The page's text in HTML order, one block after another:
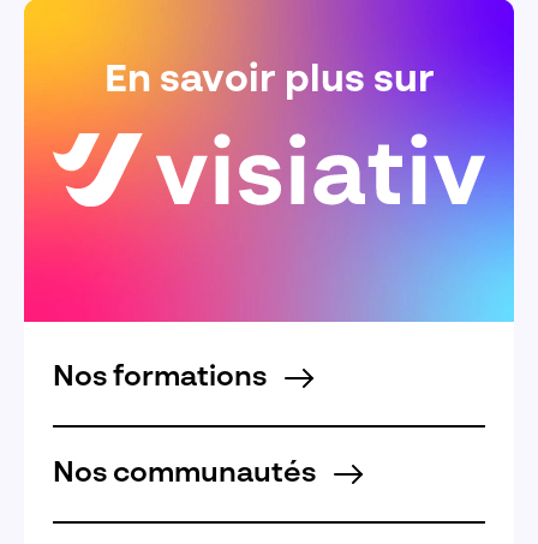
En savoir plus sur
Nos formations
Nos communautés